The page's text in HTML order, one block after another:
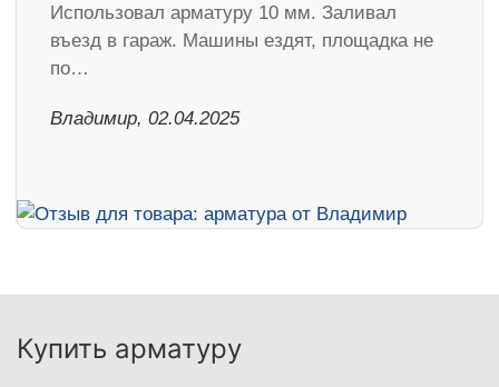
Использовал арматуру 10 мм. Заливал
въезд в гараж. Машины ездят, площадка не
по…
Владимир, 02.04.2025
Купить арматуру